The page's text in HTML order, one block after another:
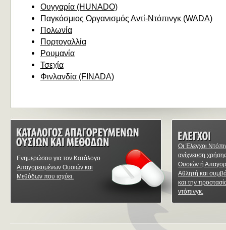
Ουγγαρία (HUNADO)
Παγκόσμιος Οργανισμός Αντί-Ντόπινγκ (WADA)
Πολωνία
Πορτογαλλία
Ρουμανία
Τσεχία
Φινλανδία (FINADA)
Ενημερώσου για τον Κατάλογο
Απαγορευμένων Ουσιών και
Μεθόδων που ισχύει.
Οι Έλεγχοι
ανίχνευση
Ουσιών ή
Αθλητή και
και την
ντόπινγκ.